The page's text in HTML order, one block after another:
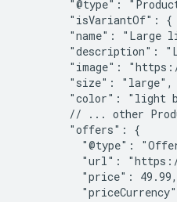
"@type":
"isVariantOf":
"name": "Large
"description":
"image":
        "size": "large",
"color": "light
// ... other
        "offers": {
"@type":
"url":
          "price": 49.99,